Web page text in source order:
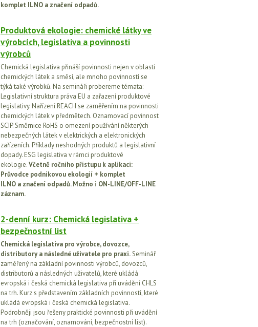
komplet ILNO a značení odpadů.
Produktová ekologie: chemické látky ve
výrobcích, legislativa a povinnosti
výrobců
Chemická legislativa přináší povinnosti nejen v oblasti
chemických látek a směsí, ale mnoho povinností se
týká také výrobků. Na semináři probereme témata:
Legislativní struktura práva EU a zařazení produktové
legislativy. Nařízení REACH se zaměřením na povinnosti
chemických látek v předmětech. Oznamovací povinnost
SCIP. Směrnice RoHS o omezení používání některých
nebezpečných látek v elektrických a elektronických
zařízeních. Příklady neshodných produktů a legislativní
dopady. ESG legislativa v rámci produktové
ekologie.Včetně ročního přístupu k aplikaci:
Průvodce podnikovou ekologií + komplet
ILNO a značení odpadů. Možno i ON-LINE/OFF-LINE
záznam.
2-denní kurz: Chemická legislativa +
bezpečnostní list
Chemická legislativa pro výrobce, dovozce,
distributory a následné uživatele pro praxi.Seminář
zaměřený na základní povinnosti výrobců, dovozců,
distributorů a následných uživatelů, které ukládá
evropská i česká chemická legislativa při uvádění CHLS
na trh. Kurz s představením základních povinností, které
ukládá evropská i česká chemická legislativa.
Podrobněji jsou řešeny praktické povinnosti při uvádění
na trh (označování, oznamování, bezpečnostní list).